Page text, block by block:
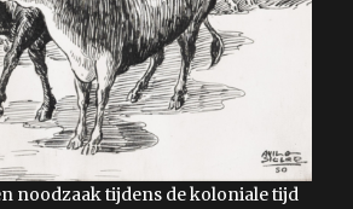
noodzaak tijdens de koloniale tijd